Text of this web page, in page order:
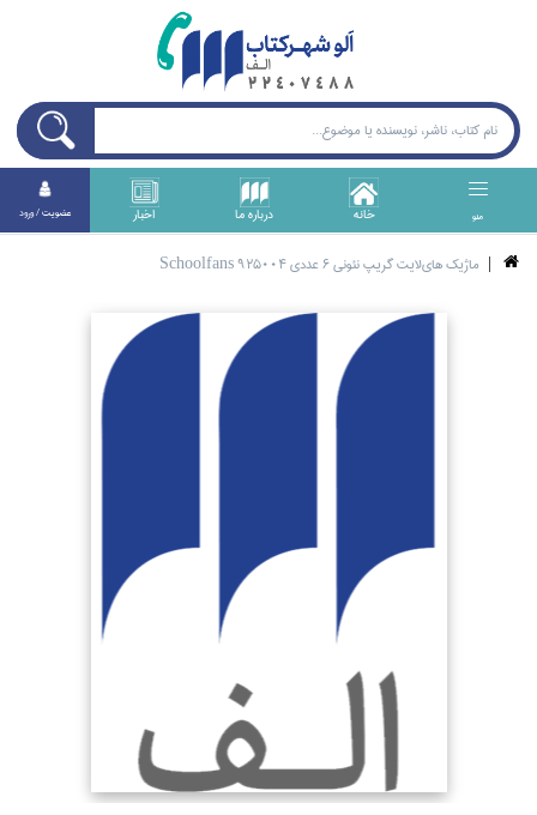
منو خانه درباره ما اخبار عضويت / ورود
ماژيك هاي‌لايت گريپ نئوني 6 عددي Schoolfans 925004